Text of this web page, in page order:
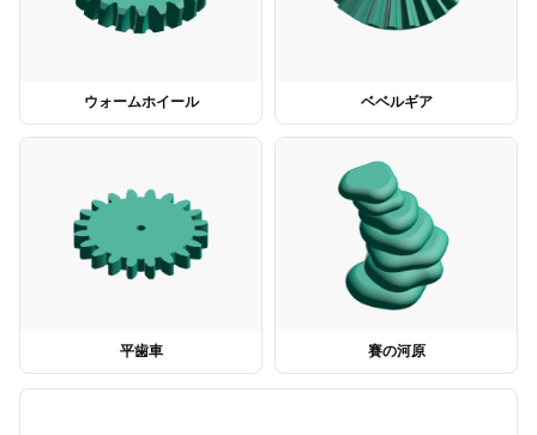
ウォームホイール ベベルギア
平歯車 賽の河原